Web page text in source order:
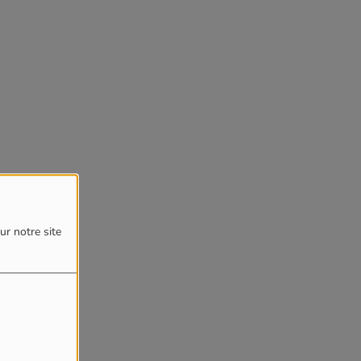
notre site